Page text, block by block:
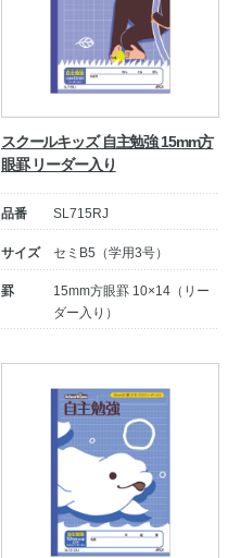
スクールキッズ 自主勉強 15mm方
眼罫 リーダー入り
品番 SL715RJ
サイズ セミB5（学用3号）
罫
15mm方眼罫 10×14（リー
ダー入り）